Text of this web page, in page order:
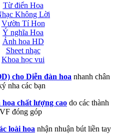
Từ điển Hoa
Không Lời
Vườn Tí Hon
Ý nghĩa Hoa
Ảnh hoa HD
Sheet nhạc
Khoa học vui
cho Diễn đàn hoa nhanh chân
nha các bạn
chất lượng cao do các thành
đóng góp
loài hoa nhận nhuận bút liền tay